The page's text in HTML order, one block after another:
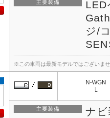
主要装備
ジ/
※この車両は最新モデルではございま
N-WGN
L
主要装備
ナ